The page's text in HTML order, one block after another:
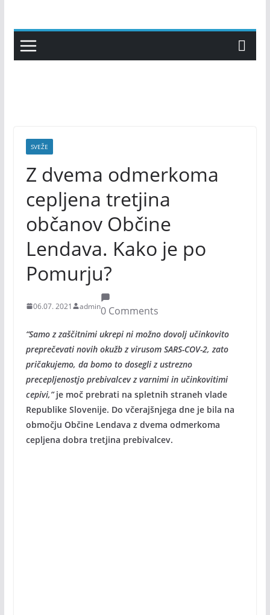
content
SVEŽE
Z dvema odmerkoma
cepljena tretjina
občanov Občine
Lendava. Kako je po
Pomurju?
06.07. 2021 admin0 Comments
“Samo z zaščitnimi ukrepi ni možno dovolj učinkovito
preprečevati novih okužb z virusom SARS-COV-2, zato
pričakujemo, da bomo to dosegli z ustrezno
precepljenostjo prebivalcev z varnimi in učinkovitimi
cepivi,”je moč prebrati na spletnih straneh vlade
Republike Slovenije. Do včerajšnjega dne je bila na
območju Občine Lendava z dvema odmerkoma
cepljena dobra tretjina prebivalcev.